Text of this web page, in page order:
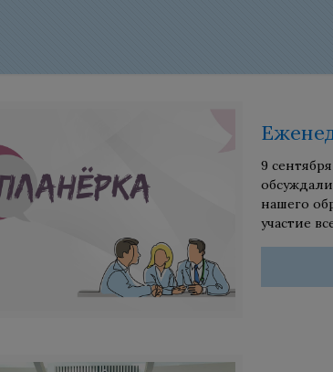
9
нашего
участие